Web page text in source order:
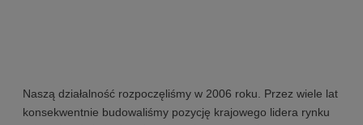
Naszą działalność rozpoczęliśmy w 2006 roku. Przez wiele lat
konsekwentnie budowaliśmy pozycję krajowego lidera rynku